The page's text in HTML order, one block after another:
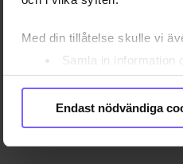
Med din tillåtelse skulle vi
Samla in information
Identifiera din enhet
Ta reda på mer om hur
Endast nödvändiga